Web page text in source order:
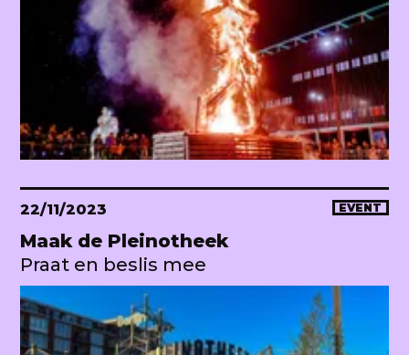
22/11/2023 EVENT
Maak de Pleinotheek
Praat en beslis mee